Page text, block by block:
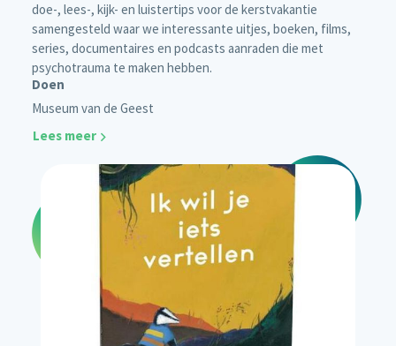
doe-, lees-, kijk- en luistertips voor de kerstvakantie
samengesteld waar we interessante uitjes, boeken, films,
series, documentaires en podcasts aanraden die met
psychotrauma te maken hebben.
Doen
Museum van de Geest
Lees meer